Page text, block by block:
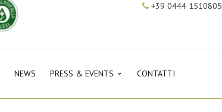
+39 0444 1510805
NEWS PRESS & EVENTS CONTATTI